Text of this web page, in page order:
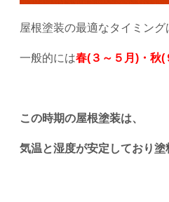
屋根塗装の最適なタイミング
一般的には春(３～５月)・秋(
この時期の屋根塗装は、
気温と湿度が安定しており塗